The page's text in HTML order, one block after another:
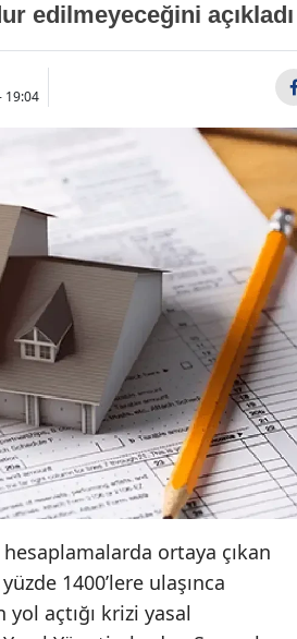
edilmeyeceğini açıkladı
19:04
ortaya çıkan
1400’lere ulaşınca
açtığı krizi yasal